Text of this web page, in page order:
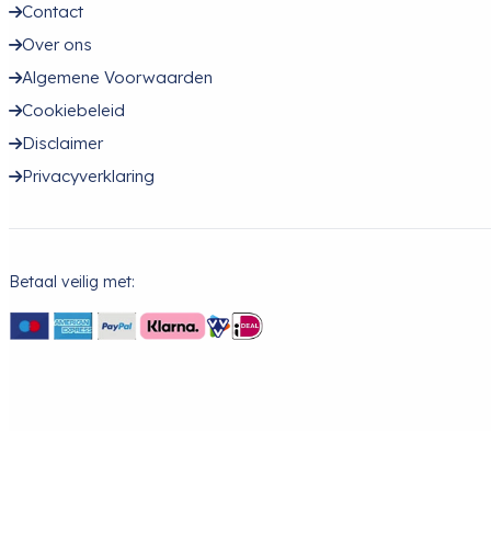
Contact
Over ons
Algemene Voorwaarden
Cookiebeleid
Disclaimer
Privacyverklaring
Betaal veilig met: